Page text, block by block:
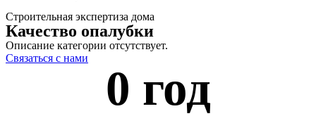
Строительная экспертиза дома
Качество опалубки
Описание категории отсутствует.
Связаться с нами
0 год